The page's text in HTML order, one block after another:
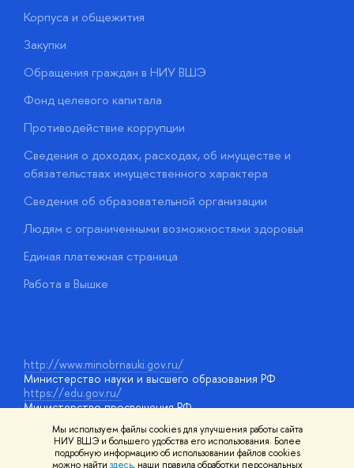
Мы используем файлы cookies для улучшения работы сайта
НИУ ВШЭ и большего удобства его использования. Более
подробную информацию об использовании файлов cookies
можно найти здесь, наши правила обработки персональных
Корпуса и общежития
Закупки
Обращения граждан в НИУ ВШЭ
Фонд целевого капитала
Противодействие коррупции
Сведения о доходах, расходах, об имуществе и
обязательствах имущественного характера
Сведения об образовательной организации
Людям с ограниченными возможностями здоровья
Единая платежная страница
Работа в Вышке
http://www.minobrnauki.gov.ru/
Министерство науки и высшего образования РФ
https://edu.gov.ru/
Министерство просвещения РФ
Массовые открытые онлайн-курсы